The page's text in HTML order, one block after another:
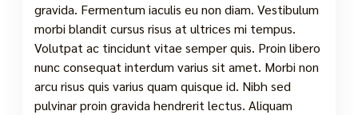
gravida. Fermentum iaculis eu non diam. Vestibulum
morbi blandit cursus risus at ultrices mi tempus.
Volutpat ac tincidunt vitae semper quis. Proin libero
nunc consequat interdum varius sit amet. Morbi non
arcu risus quis varius quam quisque id. Nibh sed
pulvinar proin gravida hendrerit lectus. Aliquam